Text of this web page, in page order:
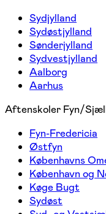
Sydjylland
Sydøstjylland
Sønderjylland
Sydvestjylland
Aalborg
Aarhus
Aftenskoler Fyn/
Fyn-Fredericia
Østfyn
Københavns
København og
Køge Bugt
Sydøst